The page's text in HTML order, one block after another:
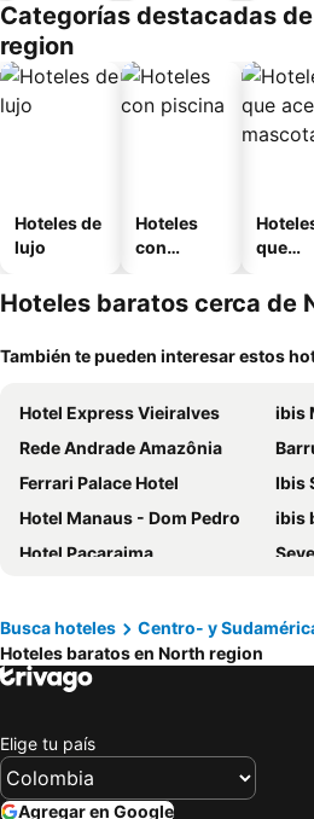
Categorías destacadas
region
Hoteles de
lujo
Hoteles
con
que
Hoteles baratos cerca de
También te pueden interesar estos
Hotel Express Vieiralves
ibis
Rede Andrade Amazônia
Ferrari Palace Hotel
Ibis
Hotel Manaus - Dom Pedro
ibis
Hotel Pacaraima
Prestige Manaus Hotel
Hotel Maracá
ibis budget Belem
Hotel Saint Paul
ibis Styles Belém Batista Campos
Busca hoteles Centro- y
Hoteles baratos en North region
Elige tu país
Agregar en Google